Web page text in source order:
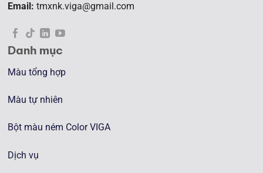
Email: tmxnk.viga@gmail.com
Danh mục
Màu tổng hợp
Màu tự nhiên
Bột màu ném Color VIGA
Dịch vụ